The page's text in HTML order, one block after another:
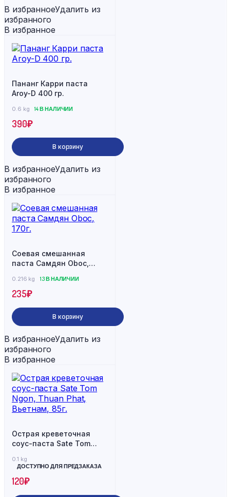
В избранноеУдалить из
избранного
В избранное
Пананг Карри паста
Aroy-D 400 гр.
0.6 kg 14 В НАЛИЧИИ
390₽
В корзину
В избранноеУдалить из
избранного
В избранное
Соевая смешанная
паста Самдян Oboc,
0.216 kg 13 В НАЛИЧИИ
235₽
В корзину
В избранноеУдалить из
избранного
В избранное
Острая креветочная
соус-паста Sate Tom
Вьетнам, 85г.
0.1 kg
ДОСТУПНО ДЛЯ ПРЕДЗАКАЗА
120₽